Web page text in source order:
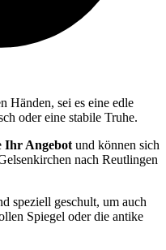
Händen, sei es eine edle
oder eine stabile Truhe.
Ihr Angebot und können sich
nach Reutlingen
speziell geschult, um auch
Spiegel oder die antike